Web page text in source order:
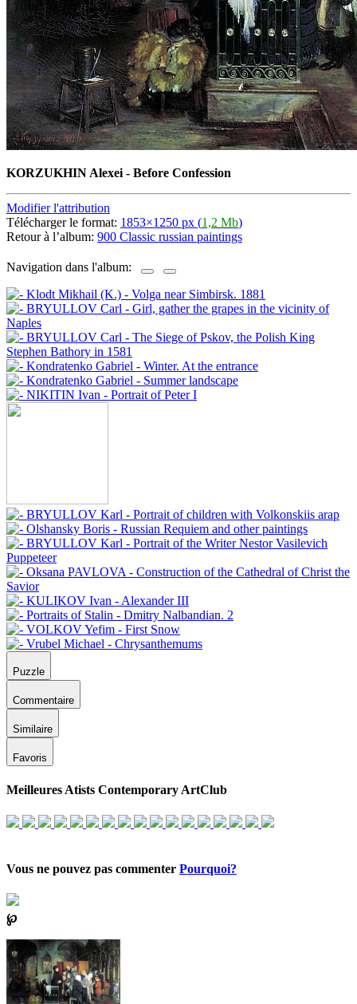
KORZUKHIN Alexei - Before Confession
Modifier l'attribution
Télécharger le format: 1853×1250 px (1,2 Mb)
Retour à l’album: 900 Classic russian paintings
Navigation dans l'album:
Puzzle
Commentaire
Similaire
Favoris
Meilleures Atists Contemporary ArtClub
Vous ne pouvez pas commenter Pourquoi?
℘